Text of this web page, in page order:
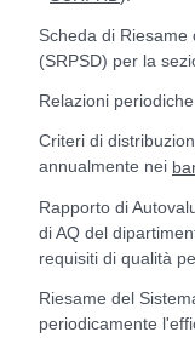
Scheda di Riesame
(SRPSD) per la
Relazioni
Criteri di
annualmente nei
Rapporto di
di AQ del
requisiti di qualità
Riesame del
periodicamente